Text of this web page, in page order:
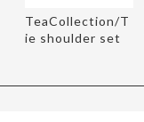
TeaCollection/T
ie shoulder set